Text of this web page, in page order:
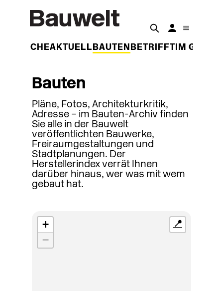
WOCHEAKTUELL BAUTEN BETRIFFT IM
Bauten
Pläne, Fotos, Architekturkritik,
Adresse – im Bauten-Archiv finden
Sie alle in der Bauwelt
veröffentlichten Bauwerke,
Freiraumgestaltungen und
Stadtplanungen. Der
Herstellerindex verrät Ihnen
darüber hinaus, wer was mit wem
gebaut hat.
+
−
📍